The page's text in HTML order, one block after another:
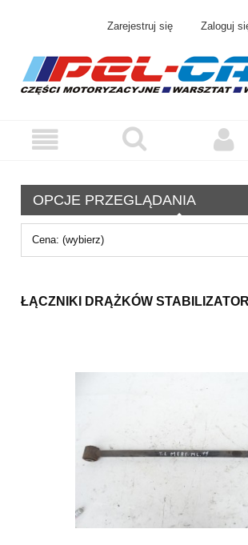
Zarejestruj się Zaloguj
OPCJE PRZEGLĄDANIA
Cena: (wybierz)
ŁĄCZNIKI DRĄŻKÓW